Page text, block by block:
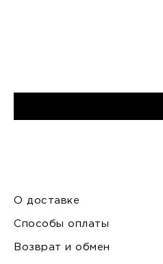
О доставке
Способы оплаты
Возврат и обмен